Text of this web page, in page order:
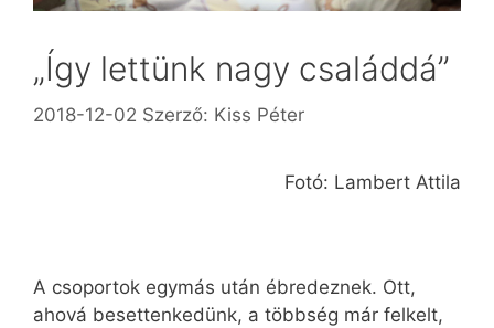
„Így lettünk nagy családdá”
2018-12-02 Szerző: Kiss Péter
Fotó: Lambert Attila
A csoportok egymás után ébredeznek. Ott,
ahová besettenkedünk, a többség már felkelt,